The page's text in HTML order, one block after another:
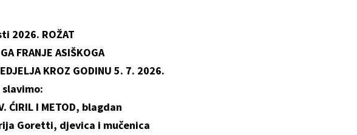
2026. ROŽAT
FRANJE ASIŠKOGA
KROZ GODINU 5. 7. 2026.
ĆIRIL I METOD, blagdan
Goretti, djevica i mučenica